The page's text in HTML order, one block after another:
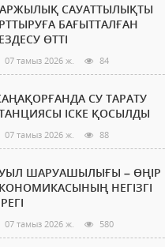
САУАТТЫЛЫҚТЫ
БАҒЫТТАЛҒАН
ӨТТІ
07 тамыз 2026 ж. 84
СУ ТАРАТУ
ІСКЕ ҚОСЫЛДЫ
07 тамыз 2026 ж. 88
ШАРУАШЫЛЫҒЫ – ӨҢІР
НЕГІЗГІ
07 тамыз 2026 ж. 580